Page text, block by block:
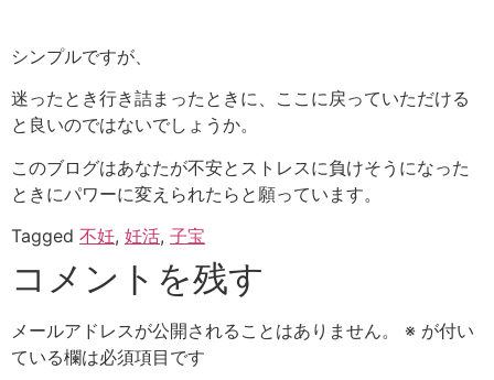
シンプルですが、
迷ったとき行き詰まったときに、ここに戻っていただける
と良いのではないでしょうか。
このブログはあなたが不安とストレスに負けそうになった
ときにパワーに変えられたらと願っています。
Tagged 不妊, 妊活, 子宝
コメントを残す
メールアドレスが公開されることはありません。 ※ が付い
ている欄は必須項目です